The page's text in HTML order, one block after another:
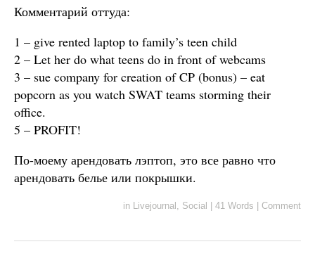
Комментарий оттуда:
1 – give rented laptop to family’s teen child
2 – Let her do what teens do in front of webcams
3 – sue company for creation of CP (bonus) – eat
popcorn as you watch SWAT teams storming their
office.
5 – PROFIT!
По-моему арендовать лэптоп, это все равно что
арендовать белье или покрышки.
in Livejournal , Social 41 Words Comment